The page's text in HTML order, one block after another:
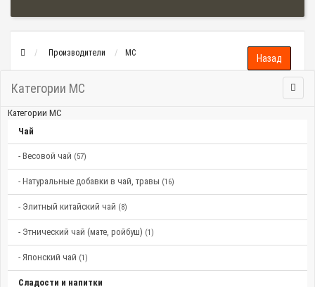
Производители МС
Категории МС
Категории МС
Чай
- Весовой чай (57)
- Натуральные добавки в чай, травы (16)
- Элитный китайский чай (8)
- Этнический чай (мате, ройбуш) (1)
- Японский чай (1)
Сладости и напитки